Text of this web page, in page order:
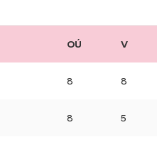
OÚ V
8 8
8 5